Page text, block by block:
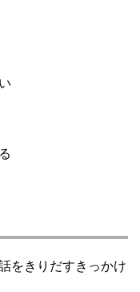
をきりだすきっかけ